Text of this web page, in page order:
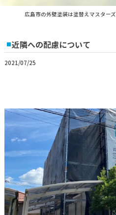
広島市の外壁塗装は塗替えマスターズ
近隣への配慮について
2021/07/25